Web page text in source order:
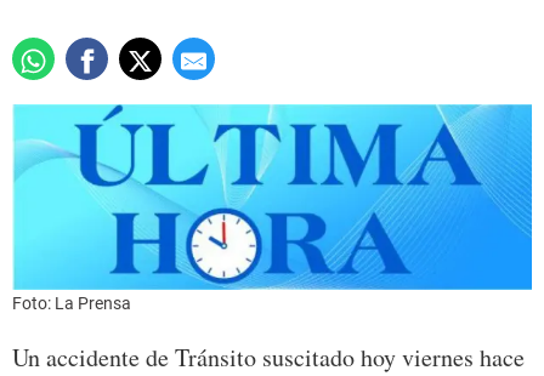
Foto: La Prensa
Un accidente de Tránsito suscitado hoy viernes hace